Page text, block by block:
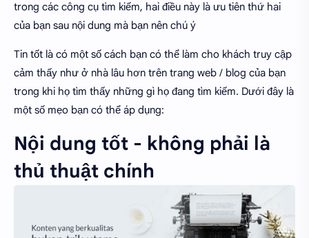
trong các công cụ tìm kiếm, hai điều này là ưu tiên thứ hai
của bạn sau nội dung mà bạn nên chú ý
Tin tốt là có một số cách bạn có thể làm cho khách truy cập
cảm thấy như ở nhà lâu hơn trên trang web / blog của bạn
trong khi họ tìm thấy những gì họ đang tìm kiếm. Dưới đây là
một số mẹo bạn có thể áp dụng:
Nội dung tốt - không phải là
thủ thuật chính